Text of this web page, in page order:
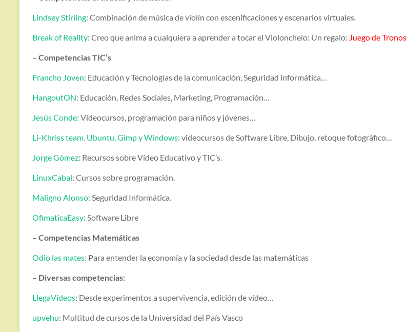
Lindsey Stirling: Combinación de música de violín con escenificaciones y escenarios virtuales.
Break of Reality: Creo que anima a cualquiera a aprender a tocar el Violonchelo: Un regalo: Juego de Tronos
– Competencias TIC’s
Francho Joven: Educación y Tecnologías de la comunicación, Seguridad informática…
HangoutON: Educación, Redes Sociales, Marketing, Programación…
Jesús Conde: Videocursos, programación para niños y jóvenes…
Li-Khriss team. Ubuntu, Gimp y Windows: videocursos de Software Libre, Dibujo, retoque fotográfico…
Jorge Gómez: Recursos sobre Vídeo Educativo y TIC’s.
LinuxCabal: Cursos sobre programación.
Maligno Alonso: Seguridad Informática.
OfimaticaEasy: Software Libre
– Competencias Matemáticas
Odio las mates: Para entender la economía y la sociedad desde las matemáticas
– Diversas competencias:
LlegaVideos: Desde experimentos a supervivencia, edición de vídeo…
upvehu: Multitud de cursos de la Universidad del País Vasco